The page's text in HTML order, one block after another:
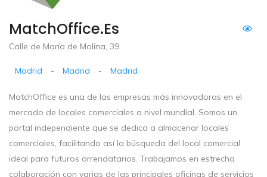
MatchOffice.es
Calle de María de Molina, 39
Madrid - Madrid - Madrid
MatchOffice es una de las empresas más innovadoras en el
mercado de locales comerciales a nivel mundial. Somos un
portal independiente que se dedica a almacenar locales
comerciales, facilitando así la búsqueda del local comercial
ideal para futuros arrendatarios. Trabajamos en estrecha
colaboración con varias de las principales oficinas de servicios